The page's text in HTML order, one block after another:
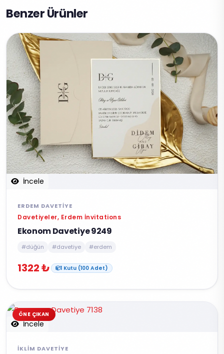
Benzer Ürünler
İncele
ERDEM DAVETIYE
Davetiyeler, Erdem İnvitations
Ekonom Davetiye 9249
#düğün #davetiye #erdem
1322 ₺ 1 Kutu (100 Adet)
İncele
ÖNE ÇIKAN
İKLIM DAVETIYE